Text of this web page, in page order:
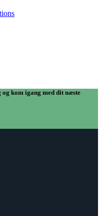
kom igang med dit næste